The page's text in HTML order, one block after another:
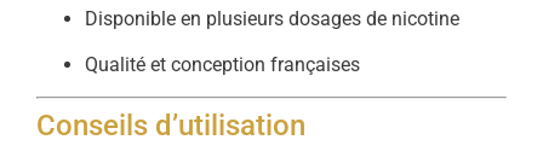
Disponible en plusieurs dosages de nicotine
Qualité et conception françaises
Conseils d’utilisation